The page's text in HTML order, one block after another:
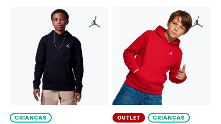
CRIANÇAS OUTLET CRIANÇAS